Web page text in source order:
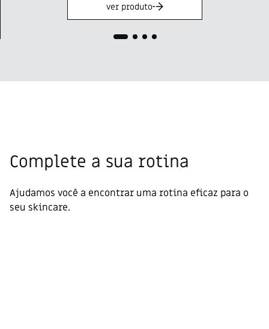
ver produto
Complete a sua rotina
Ajudamos você a encontrar uma rotina eficaz para o
seu skincare.